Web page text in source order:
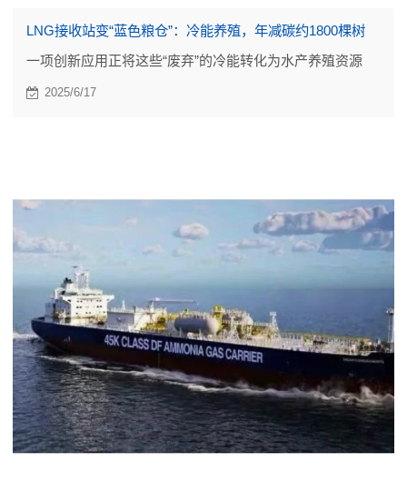
LNG接收站变“蓝色粮仓”：冷能养殖，年减碳约1800棵树
一项创新应用正将这些“废弃”的冷能转化为水产养殖资源
2025/6/17